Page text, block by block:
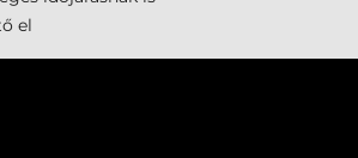
el